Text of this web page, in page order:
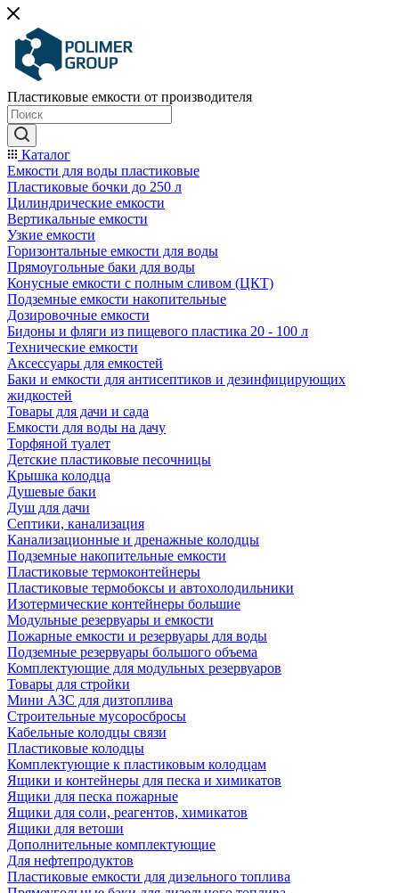
Пластиковые емкости от производителя
Каталог
Емкости для воды пластиковые
Пластиковые бочки до 250 л
Цилиндрические емкости
Вертикальные емкости
Узкие емкости
Горизонтальные емкости для воды
Прямоугольные баки для воды
Конусные емкости с полным сливом (ЦКТ)
Подземные емкости накопительные
Дозировочные емкости
Бидоны и фляги из пищевого пластика 20 - 100 л
Технические емкости
Аксессуары для емкостей
Баки и емкости для антисептиков и дезинфицирующих
жидкостей
Товары для дачи и сада
Емкости для воды на дачу
Торфяной туалет
Детские пластиковые песочницы
Крышка колодца
Душевые баки
Душ для дачи
Септики, канализация
Канализационные и дренажные колодцы
Подземные накопительные емкости
Пластиковые термоконтейнеры
Пластиковые термобоксы и автохолодильники
Изотермические контейнеры большие
Модульные резервуары и емкости
Пожарные емкости и резервуары для воды
Подземные резервуары большого объема
Комплектующие для модульных резервуаров
Товары для стройки
Мини АЗС для дизтоплива
Строительные мусоросбросы
Кабельные колодцы связи
Пластиковые колодцы
Комплектующие к пластиковым колодцам
Ящики и контейнеры для песка и химикатов
Ящики для песка пожарные
Ящики для соли, реагентов, химикатов
Ящики для ветоши
Дополнительные комплектующие
Для нефтепродуктов
Пластиковые емкости для дизельного топлива